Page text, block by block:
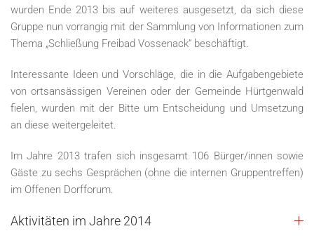
wurden Ende 2013 bis auf weiteres ausgesetzt, da sich diese
Gruppe nun vorrangig mit der Sammlung von Informationen zum
Thema „Schließung Freibad Vossenack“ beschäftigt.
Interessante Ideen und Vorschläge, die in die Aufgabengebiete
von ortsansässigen Vereinen oder der Gemeinde Hürtgenwald
fielen, wurden mit der Bitte um Entscheidung und Umsetzung
an diese weitergeleitet.
Im Jahre 2013 trafen sich insgesamt 106 Bürger/innen sowie
Gäste zu sechs Gesprächen (ohne die internen Gruppentreffen)
im Offenen Dorfforum.
Aktivitäten im Jahre 2014